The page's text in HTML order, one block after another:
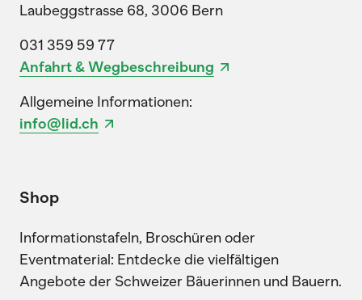
Laubeggstrasse 68, 3006 Bern
031 359 59 77
Anfahrt & Wegbeschreibung
Allgemeine Informationen:
info@lid.ch
Shop
Informationstafeln, Broschüren oder
Eventmaterial: Entdecke die vielfältigen
Angebote der Schweizer Bäuerinnen und Bauern.